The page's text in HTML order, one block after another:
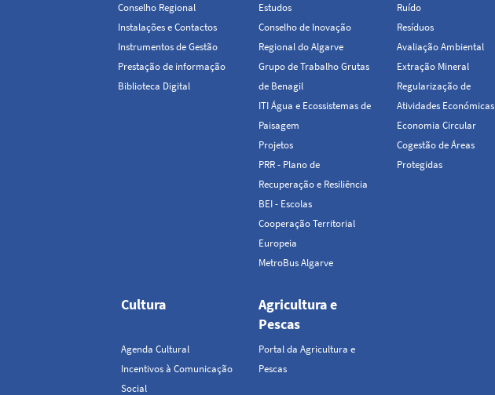
Conselho Regional
Instalações e Contactos
Instrumentos de Gestão
Prestação de informação
Biblioteca Digital
Estudos
Conselho de Inovação
Regional do Algarve
Grupo de Trabalho Grutas
de Benagil
ITI Água e Ecossistemas de
Paisagem
Projetos
PRR - Plano de
Recuperação e Resiliência
BEI - Escolas
Cooperação Territorial
Europeia
MetroBus Algarve
Ruído
Resíduos
Avaliação Ambiental
Extração Mineral
Regularização de
Atividades Económicas
Economia Circular
Cogestão de Áreas
Protegidas
Cultura
Agenda Cultural
Incentivos à Comunicação
Social
Agricultura e
Pescas
Portal da Agricultura e
Pescas